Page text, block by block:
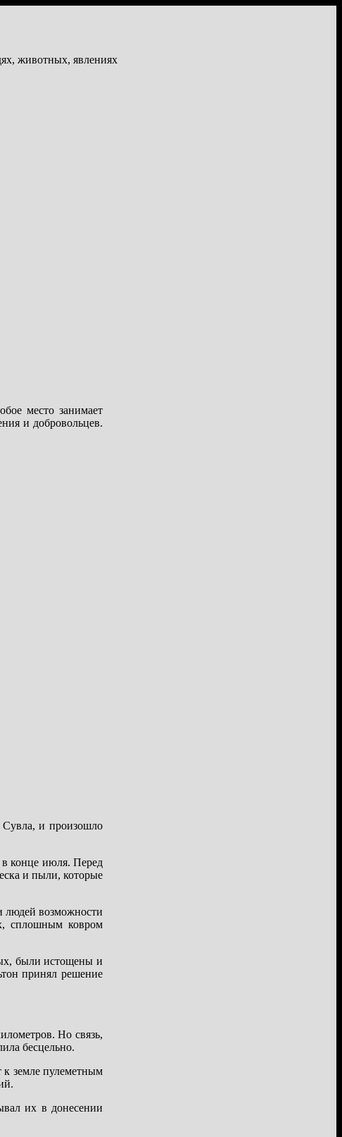
животных, явлениях
место занимает
и добровольцев.
Сувла, и произошло
в конце июля. Перед
и пыли, которые
людей возможности
сплошным ковром
были истощены и
принял решение
Но связь,
бесцельно.
к земле пулеметным
их в донесении